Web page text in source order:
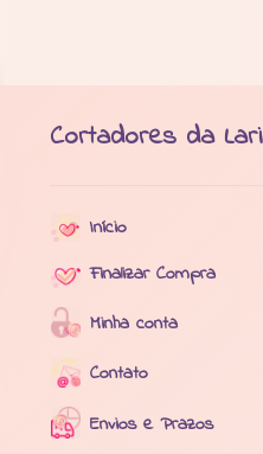
Cortadores da Lari
Início
Finalizar Compra
Minha conta
Contato
Envios e Prazos